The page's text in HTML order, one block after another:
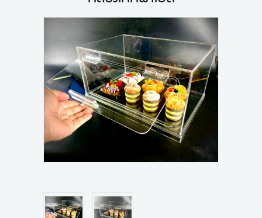
ขั้นตอนการสั่งซื้อ
ข่าวสาร